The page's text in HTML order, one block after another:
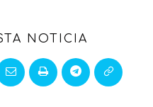
NOTICIA